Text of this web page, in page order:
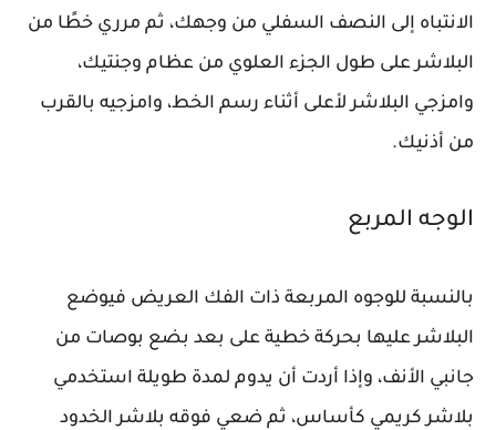
الانتباه إلى النصف السفلي من وجهك، ثم مرري خطًا من
البلاشر على طول الجزء العلوي من عظام وجنتيك،
وامزجي البلاشر لأعلى أثناء رسم الخط، وامزجيه بالقرب
من أذنيك.
الوجه المربع
بالنسبة للوجوه المربعة ذات الفك العريض فيوضع
البلاشر عليها بحركة خطية على بعد بضع بوصات من
جانبي الأنف، وإذا أردت أن يدوم لمدة طويلة استخدمي
بلاشر كريمي كأساس، ثم ضعي فوقه بلاشر الخدود